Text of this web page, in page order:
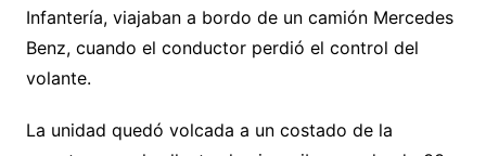
Infantería, viajaban a bordo de un camión Mercedes
Benz, cuando el conductor perdió el control del
volante.
La unidad quedó volcada a un costado de la